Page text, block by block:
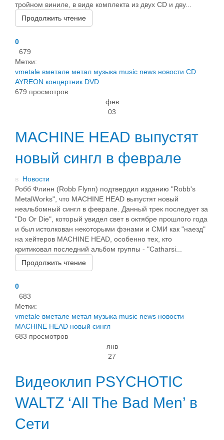
тройном виниле, в виде комплекта из двух CD и дву...
Продолжить чтение
0
679
Метки:
vmetale вметале метал музыка music news новости CD
AYREON концертник DVD
679 просмотров
фев
03
MACHINE HEAD выпустят
новый сингл в феврале
в Новости
Робб Флинн (Robb Flynn) подтвердил изданию "Robb's
MetalWorks", что MACHINE HEAD выпустят новый
неальбомный сингл в феврале. Данный трек последует за
"Do Or Die", который увидел свет в октябре прошлого года
и был истолкован некоторыми фэнами и СМИ как "наезд"
на хейтеров MACHINE HEAD, особенно тех, кто
критиковал последний альбом группы - "Catharsi...
Продолжить чтение
0
683
Метки:
vmetale вметале метал музыка music news новости
MACHINE HEAD новый сингл
683 просмотров
янв
27
Видеоклип PSYCHOTIC
WALTZ ‘All The Bad Men’ в
Сети